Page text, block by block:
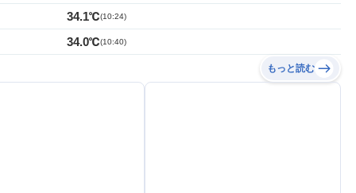
34.1℃(10:24)
34.0℃(10:40)
もっと読む